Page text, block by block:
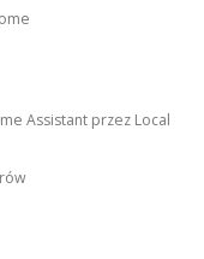
Assistant przez Local